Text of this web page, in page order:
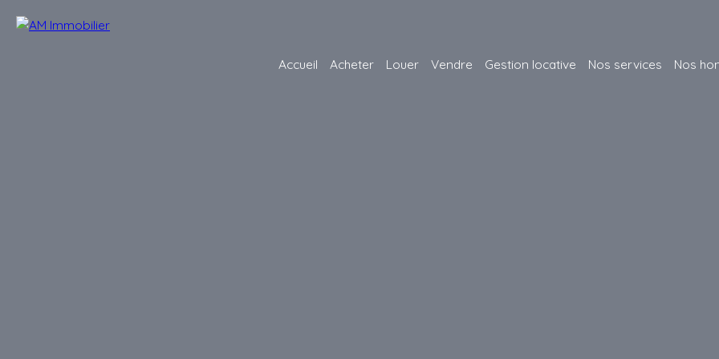
Accueil Acheter Louer Vendre Gestion locative Nos services Nos